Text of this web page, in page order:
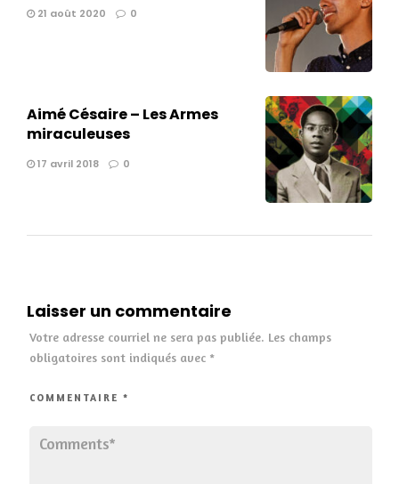
21 août 2020 0
Aimé Césaire – Les Armes
miraculeuses
17 avril 2018 0
Laisser un commentaire
Votre adresse courriel ne sera pas publiée. Les champs
obligatoires sont indiqués avec *
COMMENTAIRE *